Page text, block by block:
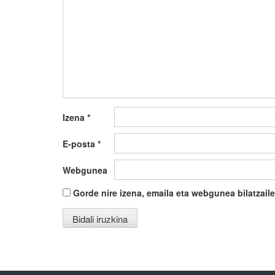
Izena *
E-posta *
Webgunea
Gorde nire izena, emaila eta webgunea